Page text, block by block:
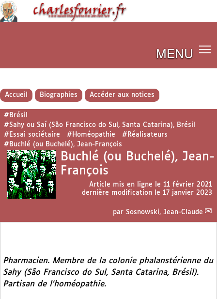
MENU
Accueil Biographies Accéder aux notices
#Brésil
#Sahy ou Saí (São Francisco do Sul, Santa Catarina), Brésil
#Essai sociétaire
#Homéopathie
#Réalisateurs
#Buchlé (ou Buchelé), Jean-François
Buchlé (ou Buchelé), Jean-
François
Article mis en ligne le 11 février 2021
dernière modification le 17 janvier 2023
par Sosnowski, Jean-Claude
Pharmacien. Membre de la colonie phalanstérienne du
Sahy (São Francisco do Sul, Santa Catarina, Brésil).
Partisan de l’homéopathie.